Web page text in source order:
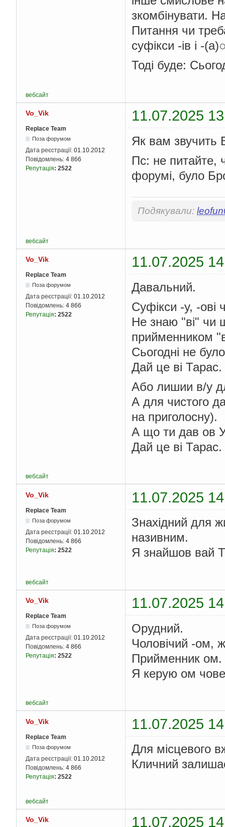
зкомбінувати.
Питання чи
суфікси -ів і -
Тоді буде:
вебсайт
Vo_Vik 11.07.2025
Replace Team
Поза форумом
Дата реєстрації: 01.10.2012
Повідомлень: 4 866
Репутація: 2522
Як вам звучить
Пс: не питайте,
форумі, було
Подякували:
вебсайт
Vo_Vik 11.07.2025
Replace Team
Поза форумом
Дата реєстрації: 01.10.2012
Повідомлень: 4 866
Репутація: 2522
Давальний.
Суфікси -у, -ові
Не знаю "ві" чи
прийменником
Сьогодні не
Дай це ві Тарас.
Або лишии в/у
А для чистого
на приголосну).
А що ти дав ов
Дай це ві
вебсайт
Vo_Vik 11.07.2025
Replace Team
Поза форумом
Дата реєстрації: 01.10.2012
Повідомлень: 4 866
Репутація: 2522
Знахідний для
називним.
Я знайшов вай
вебсайт
Vo_Vik 11.07.2025
Replace Team
Поза форумом
Дата реєстрації: 01.10.2012
Повідомлень: 4 866
Репутація: 2522
Орудний.
Чоловічий -ом,
Прийменник ом.
Я керую ом
вебсайт
Vo_Vik 11.07.2025
Replace Team
Поза форумом
Дата реєстрації: 01.10.2012
Повідомлень: 4 866
Репутація: 2522
Для місцевого
Кличний
вебсайт
Vo_Vik 11.07.2025